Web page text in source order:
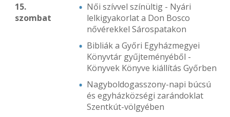
15.
szombat
Női szívvel színültig - Nyári
lelkigyakorlat a Don Bosco
nővérekkel Sárospatakon
Bibliák a Győri Egyházmegyei
Könyvtár gyűjteményéből -
Könyvek Könyve kiállítás Győrben
Nagyboldogasszony-napi búcsú
és egyházközségi zarándoklat
Szentkút-völgyében